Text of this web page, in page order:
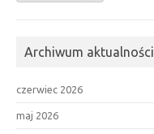
Archiwum aktualności
czerwiec 2026
maj 2026